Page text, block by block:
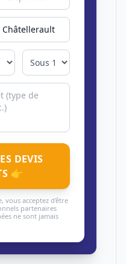
DEVIS
👉
vous acceptez d'être
partenaires
ne sont jamais